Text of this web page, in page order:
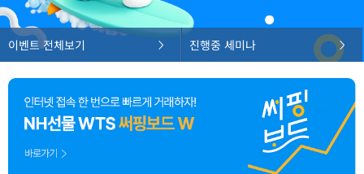
이벤트 전체보기 진행중 세미나